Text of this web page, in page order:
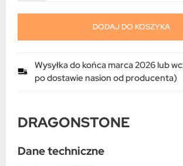
DRAGONSTONE
Dane techniczne
DODAJ DO KOSZYKA
Wysyłka do końca marca 2026 lub
po dostawie nasion od producenta)